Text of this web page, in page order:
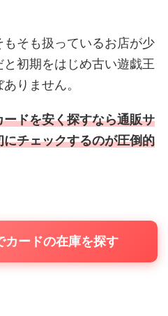
そも扱っているお店が少
初期をはじめ古い遊戯王
りません。
ードを安く探すなら通販サ
チェックするのが圧倒的
カードの在庫を探す